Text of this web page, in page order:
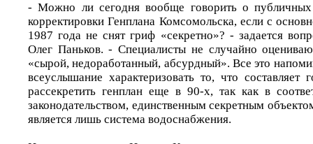
- Можно ли сегодня вообще говорить о публичных
корректировки Генплана Комсомольска, если с
1987 года не снят гриф «секретно»? - задается
Олег Паньков. - Специалисты не случайно
«сырой, недоработанный, абсурдный». Все это
всеуслышание характеризовать то, что составляет
рассекретить генплан еще в 90-х, так как в
законодательством, единственным секретным
является лишь система водоснабжения.